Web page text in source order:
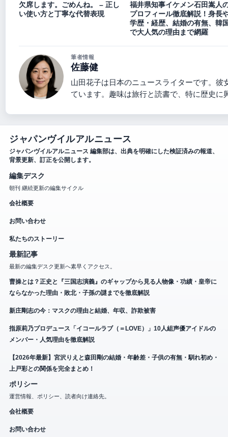
欠席します。ごめんね。 – 正し
い使い方と丁寧な代替表現
福井県知事イケメン石田嵩人
プロフィール徹底解説！身長
学歴・経歴、結婚の有無、韓
で大人気の理由まで網羅
筆者情報
佐藤健
山田花子は日本のニュースライターです。
ています。趣味は旅行と読書で、特に歴史に
ジャパンヴイルアルニュース
ジャパンヴイルアルニュース 編集部は、出典を明確にした検証済みの報道、
背景更新、訂正を公開します。
編集デスク
朝刊 継続更新の編集サイクル
会社概要
お問い合わせ
私たちのストーリー
最新記事
最新の編集デスク更新へ素早くアクセス。
曹操とは？正史と『三国志演義』のギャップから見る人物像・功績・皇帝に
ならなかった理由・敗北・子孫の謎までを徹底解説
新庄剛志の今：マスクの理由と結婚、年収、詐欺被害
指原莉乃プロデュース「イコールラブ（＝LOVE）」10人組声優アイドルの
メンバー・人気理由を徹底解説
【2026年最新】宮沢りえと森田剛の結婚・年齢差・子供の有無・馴れ初め・
上戸彩との関係を完全まとめ！
ポリシー
運営情報、ポリシー、読者向け連絡先。
会社概要
お問い合わせ